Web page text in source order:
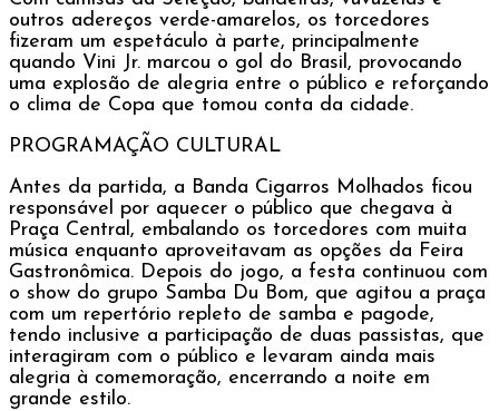
outros adereços verde-amarelos, os torcedores
fizeram um espetáculo à parte, principalmente
quando Vini Jr. marcou o gol do Brasil, provocando
uma explosão de alegria entre o público e reforçando
o clima de Copa que tomou conta da cidade.
PROGRAMAÇÃO CULTURAL
Antes da partida, a Banda Cigarros Molhados ficou
responsável por aquecer o público que chegava à
Praça Central, embalando os torcedores com muita
música enquanto aproveitavam as opções da Feira
Gastronômica. Depois do jogo, a festa continuou com
o show do grupo Samba Du Bom, que agitou a praça
com um repertório repleto de samba e pagode,
tendo inclusive a participação de duas passistas, que
interagiram com o público e levaram ainda mais
alegria à comemoração, encerrando a noite em
grande estilo.